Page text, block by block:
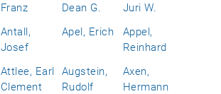
Franz
Dean G.
Juri W.
Antall,
Josef
Apel, Erich
Appel,
Reinhard
Attlee, Earl
Clement
Augstein,
Rudolf
Axen,
Hermann